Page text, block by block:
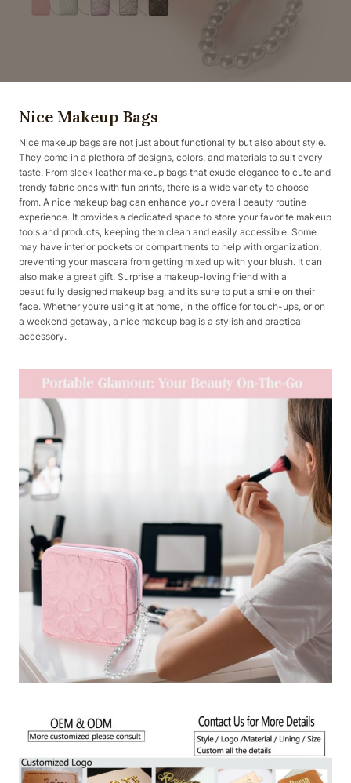
Nice Makeup Bags
Nice makeup bags are not just about functionality but also about style.
They come in a plethora of designs, colors, and materials to suit every
taste. From sleek leather makeup bags that exude elegance to cute and
trendy fabric ones with fun prints, there is a wide variety to choose
from. A nice makeup bag can enhance your overall beauty routine
experience. It provides a dedicated space to store your favorite makeup
tools and products, keeping them clean and easily accessible. Some
may have interior pockets or compartments to help with organization,
preventing your mascara from getting mixed up with your blush. It can
also make a great gift. Surprise a makeup-loving friend with a
beautifully designed makeup bag, and it’s sure to put a smile on their
face. Whether you’re using it at home, in the office for touch-ups, or on
a weekend getaway, a nice makeup bag is a stylish and practical
accessory.